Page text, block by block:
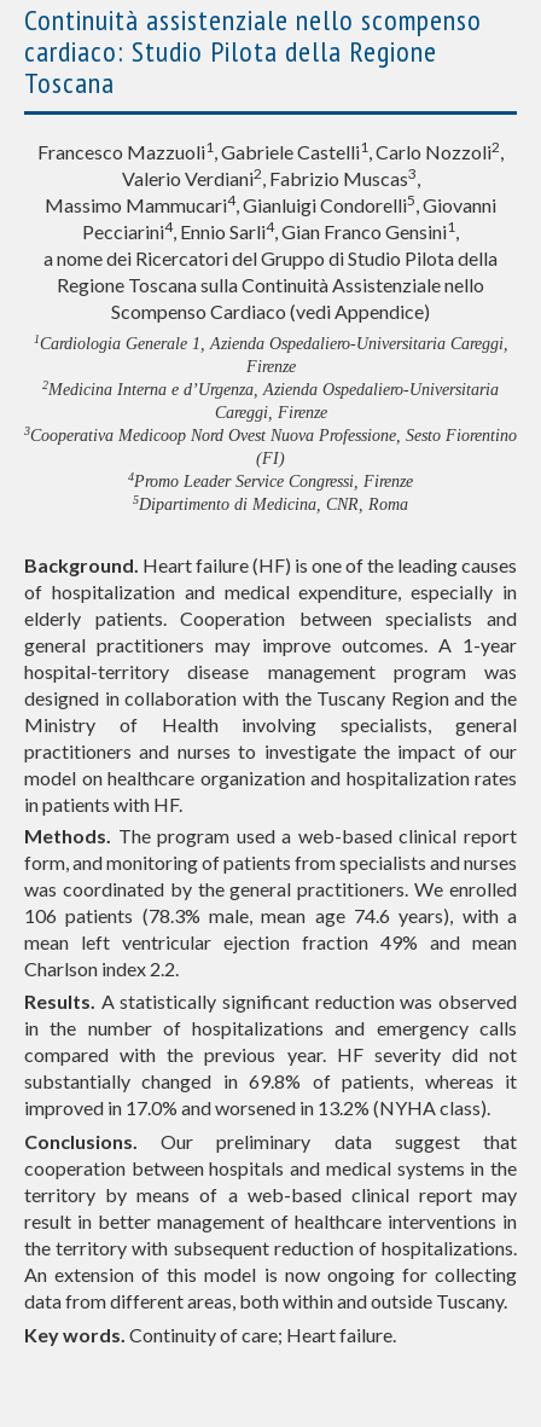
Continuità assistenziale nello scompenso
cardiaco: Studio Pilota della Regione
Toscana
Francesco Mazzuoli1, Gabriele Castelli1, Carlo Nozzoli2,
Valerio Verdiani2, Fabrizio Muscas3,
Massimo Mammucari4, Gianluigi Condorelli5, Giovanni
Pecciarini4, Ennio Sarli4, Gian Franco Gensini1,
a nome dei Ricercatori del Gruppo di Studio Pilota della
Regione Toscana sulla Continuità Assistenziale nello
Scompenso Cardiaco (vedi Appendice)
1Cardiologia Generale 1, Azienda Ospedaliero-Universitaria Careggi,
Firenze
2Medicina Interna e d’Urgenza, Azienda Ospedaliero-Universitaria
Careggi, Firenze
3Cooperativa Medicoop Nord Ovest Nuova Professione, Sesto Fiorentino
(FI)
4Promo Leader Service Congressi, Firenze
5Dipartimento di Medicina, CNR, Roma
Background. Heart failure (HF) is one of the leading causes
of hospitalization and medical expenditure, especially in
elderly patients. Cooperation between specialists and
general practitioners may improve outcomes. A 1-year
hospital-territory disease management program was
designed in collaboration with the Tuscany Region and the
Ministry of Health involving specialists, general
practitioners and nurses to investigate the impact of our
model on healthcare organization and hospitalization rates
in patients with HF.
Methods.
The program used a web-based clinical report
form, and monitoring of patients from specialists and nurses
was coordinated by the general practitioners. We enrolled
106 patients (78.3% male, mean age 74.6 years), with a
mean left ventricular ejection fraction 49% and mean
Charlson index 2.2.
Results. A statistically significant reduction was observed
in the number of hospitalizations and emergency calls
compared with the previous year. HF severity did not
substantially changed in 69.8% of patients, whereas it
improved in 17.0% and worsened in 13.2% (NYHA class).
Conclusions.Our preliminary data suggest that
cooperation between hospitals and medical systems in the
territory by means of a web-based clinical report may
result in better management of healthcare interventions in
the territory with subsequent reduction of hospitalizations.
An extension of this model is now ongoing for collecting
data from different areas, both within and outside Tuscany.
Key words. Continuity of care; Heart failure.